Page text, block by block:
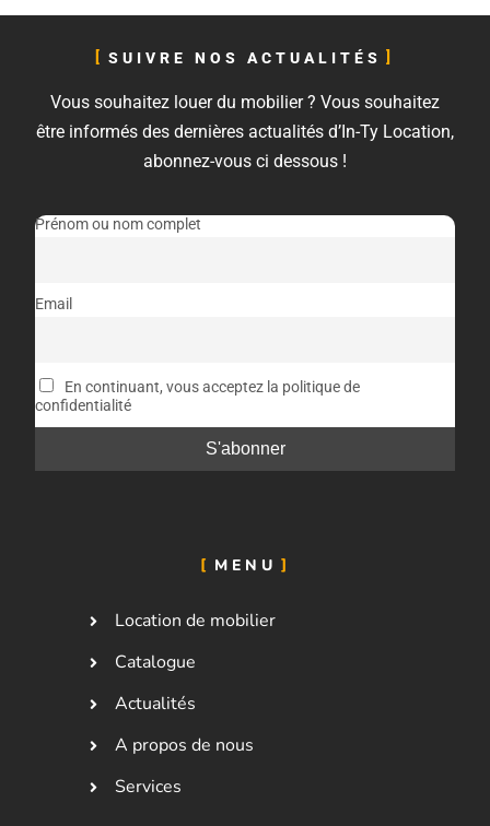
SUIVRE NOS ACTUALITÉS
Vous souhaitez louer du mobilier ? Vous souhaitez
être informés des dernières actualités d’In-Ty Location,
abonnez-vous ci dessous !
Prénom ou nom complet
Email
En continuant, vous acceptez la politique de
confidentialité
MENU
Location de mobilier
Catalogue
Actualités
A propos de nous
Services